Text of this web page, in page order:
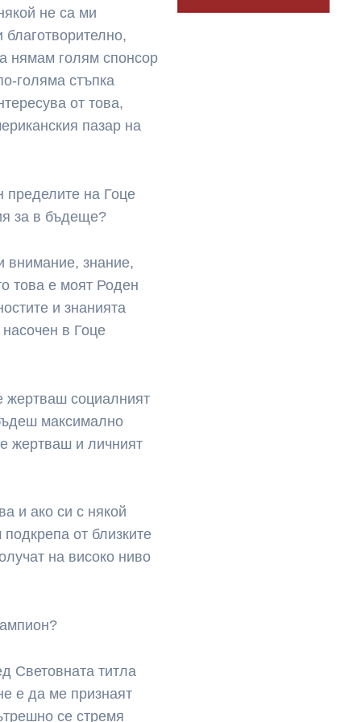
не са ми
нямам голям спонсор
голяма стъпка
от това,
пазар на
на Гоце
за в бъдеще?
внимание, знание,
това е моят Роден
и знанията
в Гоце
жертваш социалният
максимално
жертваш и личният
и ако си с някой
от близките
на високо ниво
Световната титла
е да ме признаят
се стремя